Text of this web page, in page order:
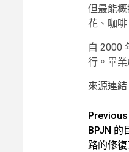
但最能
花、咖
自 2000
行。畢業
來源連結
Post
Previous
BPJN 的
路的修復